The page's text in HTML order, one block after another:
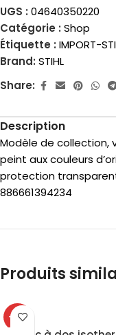
UGS : 04640350220
Catégorie : Shop
Étiquette : IMPORT-
Brand: STIHL
Share:
Description
Modèle de collection,
peint aux couleurs
protection
886661394234
Produits
-14%